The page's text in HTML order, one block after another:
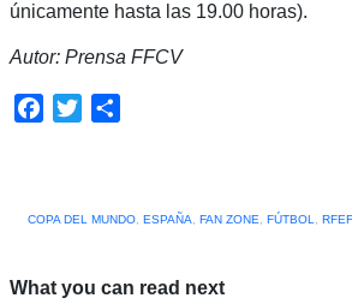
únicamente hasta las 19.00 horas).
Autor: Prensa FFCV
Facebook
Twitter
COPA DEL MUNDO, ESPAÑA, FAN ZONE, FÚTBOL, RFEF
What you can read next